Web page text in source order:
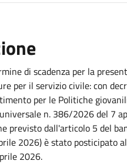
di scadenza per la
per il servizio civile: con
per le Politiche
n. 386/2026 del 7
previsto dall'articolo 5 del
2026)è stato posticipato
2026.